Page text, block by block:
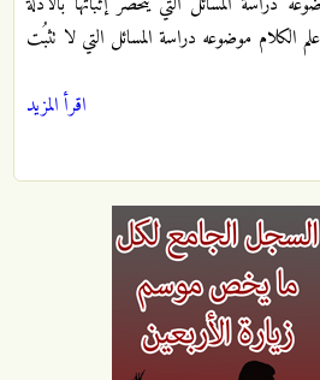
الكلام موضوعه دراسة المسائل التي لا تثبُت
اقرأ المزيد